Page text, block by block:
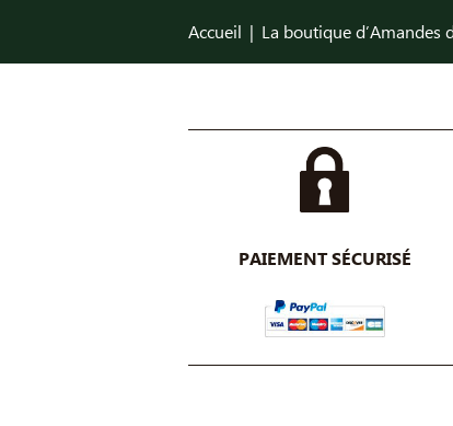
Accueil La boutique d’Amandes
PAIEMENT SÉCURISÉ